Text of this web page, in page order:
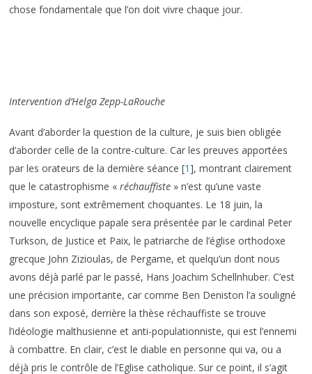
chose fondamentale que l’on doit vivre chaque jour.
Intervention d’Helga Zepp-LaRouche
Avant d’aborder la question de la culture, je suis bien obligée
d’aborder celle de la contre-culture. Car les preuves apportées
par les orateurs de la dernière séance [1], montrant clairement
que le catastrophisme «réchauffiste » n’est qu’une vaste
imposture, sont extrêmement choquantes. Le 18 juin, la
nouvelle encyclique papale sera présentée par le cardinal Peter
Turkson, de Justice et Paix, le patriarche de l’église orthodoxe
grecque John Zizioulas, de Pergame, et quelqu’un dont nous
avons déjà parlé par le passé, Hans Joachim Schellnhuber. C’est
une précision importante, car comme Ben Deniston l’a souligné
dans son exposé, derrière la thèse réchauffiste se trouve
l’idéologie malthusienne et anti-populationniste, qui est l’ennemi
à combattre. En clair, c’est le diable en personne qui va, ou a
déjà pris le contrôle de l’Eglise catholique. Sur ce point, il s’agit